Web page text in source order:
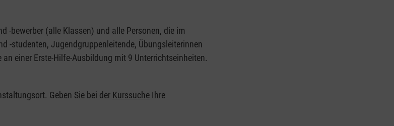
-bewerber (alle Klassen) und alle Personen, die im
-studenten, Jugendgruppenleitende, Übungsleiterinnen
einer Erste-Hilfe-Ausbildung mit 9 Unterrichtseinheiten.
Geben Sie bei der Kurssuche Ihre